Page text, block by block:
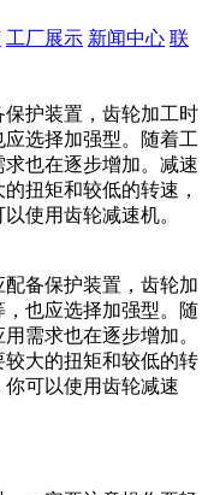
工厂展示 新闻中心 联
护装置，齿轮加工时
选择加强型。随着工
也在逐步增加。减速
扭矩和较低的转速，
使用齿轮减速机。
备保护装置，齿轮加
也应选择加强型。随
需求也在逐步增加。
大的扭矩和较低的转
可以使用齿轮减速